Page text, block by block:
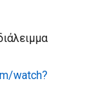
/watch?